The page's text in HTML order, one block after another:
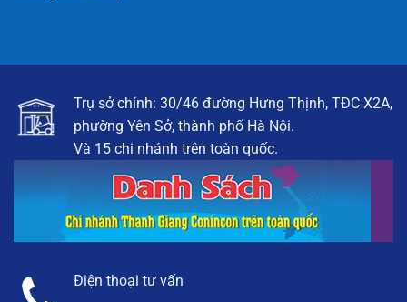
Trụ sở chính: 30/46 đường Hưng Thịnh, TĐC X2A,
phường Yên Sở, thành phố Hà Nội.
Và 15 chi nhánh trên toàn quốc.
Điện thoại tư vấn